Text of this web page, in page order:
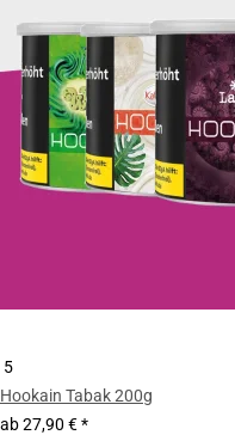
5
Hookain Tabak 200g
ab27,90 €*